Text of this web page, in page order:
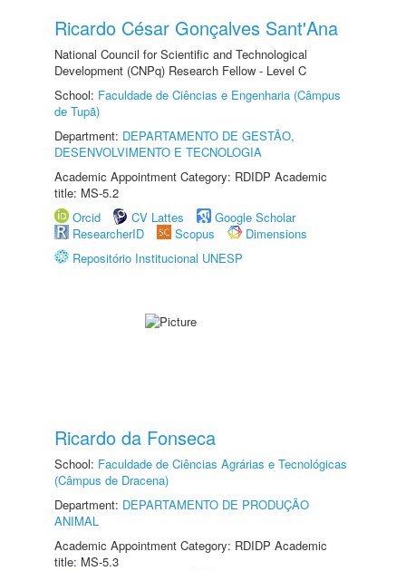
Ricardo César Gonçalves Sant'Ana
National Council for Scientific and Technological
Development (CNPq) Research Fellow - Level C
School: Faculdade de Ciências e Engenharia (Câmpus
de Tupã)
Department: DEPARTAMENTO DE GESTÃO,
DESENVOLVIMENTO E TECNOLOGIA
Academic Appointment Category: RDIDP Academic
title: MS-5.2
Orcid
CV Lattes
Google Scholar
ResearcherID
Scopus
Dimensions
Repositório Institucional UNESP
Ricardo da Fonseca
School: Faculdade de Ciências Agrárias e Tecnológicas
(Câmpus de Dracena)
Department: DEPARTAMENTO DE PRODUÇÃO
ANIMAL
Academic Appointment Category: RDIDP Academic
title: MS-5.3